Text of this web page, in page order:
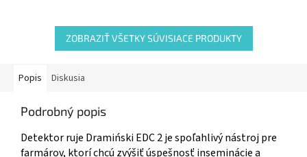
ZOBRAZIŤ VŠETKY SÚVISIACE PRODUKTY
Popis Diskusia
Podrobný popis
Detektor ruje Dramiński EDC 2 je spoľahlivý nástroj pre
farmárov, ktorí chcú zvýšiť úspešnosť inseminácie a